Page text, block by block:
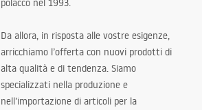
polacco nel 1993.
Da allora, in risposta alle vostre esigenze,
arricchiamo l’offerta con nuovi prodotti di
alta qualità e di tendenza. Siamo
specializzati nella produzione e
nell’importazione di articoli per la